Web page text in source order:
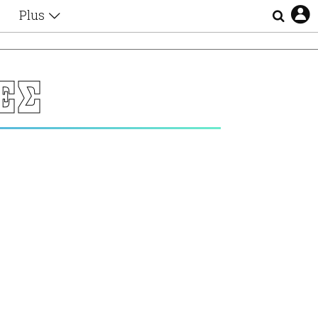
Plus
Αφιερώματα
Ζώδια